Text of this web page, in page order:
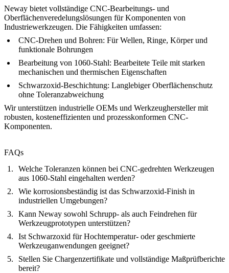
Neway bietet vollständige CNC-Bearbeitungs- und
Oberflächenveredelungslösungen für Komponenten von
Industriewerkzeugen. Die Fähigkeiten umfassen:
CNC-Drehen und Bohren: Für Wellen, Ringe, Körper und
funktionale Bohrungen
Bearbeitung von 1060-Stahl: Bearbeitete Teile mit starken
mechanischen und thermischen Eigenschaften
Schwarzoxid-Beschichtung: Langlebiger Oberflächenschutz
ohne Toleranzabweichung
Wir unterstützen industrielle OEMs und Werkzeughersteller mit
robusten, kosteneffizienten und prozesskonformen CNC-
Komponenten.
FAQs
Welche Toleranzen können bei CNC-gedrehten Werkzeugen
aus 1060-Stahl eingehalten werden?
Wie korrosionsbeständig ist das Schwarzoxid-Finish in
industriellen Umgebungen?
Kann Neway sowohl Schrupp- als auch Feindrehen für
Werkzeugprototypen unterstützen?
Ist Schwarzoxid für Hochtemperatur- oder geschmierte
Werkzeuganwendungen geeignet?
Stellen Sie Chargenzertifikate und vollständige Maßprüfberichte
bereit?